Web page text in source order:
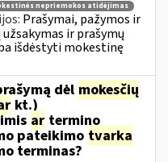
nepriemokos atidėjimas
Prašymai, pažymos ir
ir prašymų
išdėstyti mokestinę
dėl mokesčių
kt.)
ar termino
pateikimo tvarka
terminas?